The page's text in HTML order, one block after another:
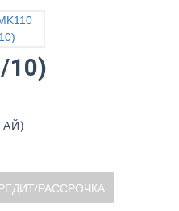
10)
РАССРОЧКА